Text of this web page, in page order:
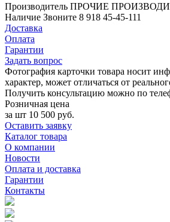
Производитель ПРОЧИЕ
Наличие Звоните 8 918 45-45-111
Доставка
Оплата
Гарантии
Задать вопрос
Фотография карточки товара носит
характер, может отличаться от
Получить консультацию можно по
Розничная цена
за шт 10 500 руб.
Оставить заявку
Каталог товара
О компании
Новости
Оплата и доставка
Гарантии
Контакты